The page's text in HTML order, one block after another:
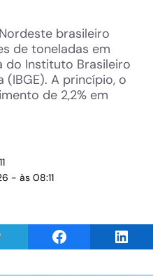
brasileiro
de toneladas em
do Instituto Brasileiro
A princípio, o
de 2,2% em
- às 08:11
Share on TelegramShare on Facebook